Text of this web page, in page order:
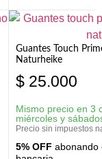
Guantes Touch
Naturheike
$ 25.000
Mismo precio en 3
miércoles y
Precio sin impuestos
5% OFF abonando